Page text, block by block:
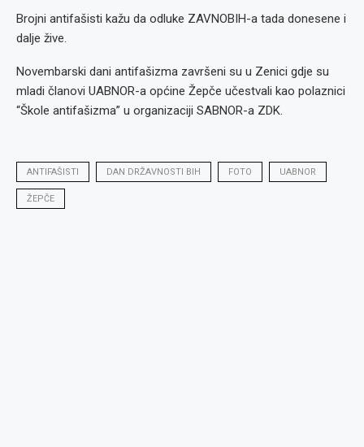
Brojni antifašisti kažu da odluke ZAVNOBIH-a tada donesene i
dalje žive.
Novembarski dani antifašizma završeni su u Zenici gdje su
mladi članovi UABNOR-a općine Žepče učestvali kao polaznici
“Škole antifašizma” u organizaciji SABNOR-a ZDK.
ANTIFAŠISTI DAN DRŽAVNOSTI BIH FOTO UABNOR
ŽEPČE